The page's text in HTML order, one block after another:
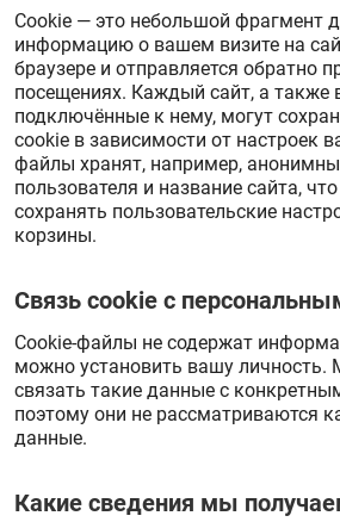
Cookie — это небольшой фрагмент
информацию о вашем визите на
браузере и отправляется обратно
посещениях. Каждый сайт, а также
подключённые к нему, могут
cookie в зависимости от настроек
файлы хранят, например,
пользователя и название сайта,
сохранять пользовательские
корзины.
Связь cookie с
Cookie-файлы не содержат
можно установить вашу
связать такие данные с
поэтому они не рассматриваются
данные.
Какие сведения мы